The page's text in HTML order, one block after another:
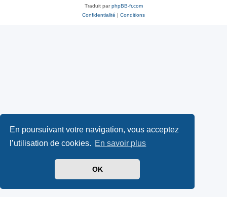
En poursuivant votre navigation, vous acceptez
l’utilisation de cookies. En savoir plus
OK
Traduit parphpBB-fr.com
Confidentialité | Conditions